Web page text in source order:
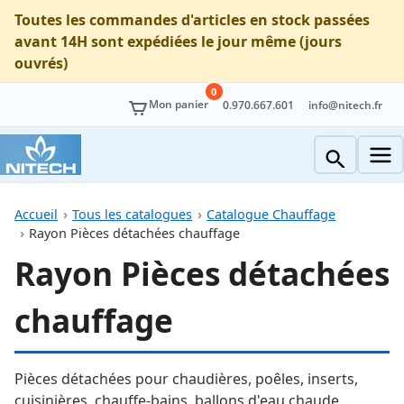
Toutes les commandes d'articles en stock passées
avant 14H sont expédiées le jour même (jours
ouvrés)
Mon panier
0
0.970.667.601 info@nitech.fr
Accueil Tous les catalogues
Catalogue Chauffage
Rayon Pièces détachées chauffage
Rayon Pièces détachées
chauffage
Pièces détachées pour chaudières, poêles, inserts,